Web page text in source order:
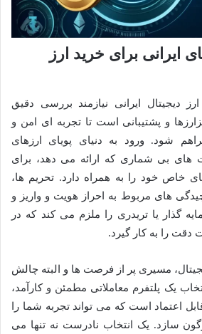
ایرانی برای خرید ارز
دیجیتال ایرانی نیازمند بررسی دقیق
و پشتیبانی است تا تجربه ای امن و
شود. ورود به دنیای پویای ارزهای
های بی شماری که ارائه می دهد، برای
خاص خود را به همراه دارد. تحریم ها،
های مربوط به احراز هویت و واریز و
گذار یا تریدری را ملزم می کند که در
دقت را به کار گیرد.
مسیری پر از فرصت ها و البته چالش
یک پلتفرم معاملاتی مطمئن و کارآمد،
اعتماد است که می تواند تجربه شما را
سازد. یک انتخاب نادرست نه تنها می